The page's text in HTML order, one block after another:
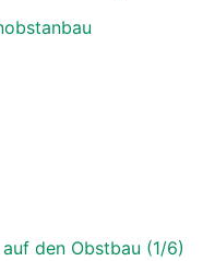
den Obstbau (1/6)